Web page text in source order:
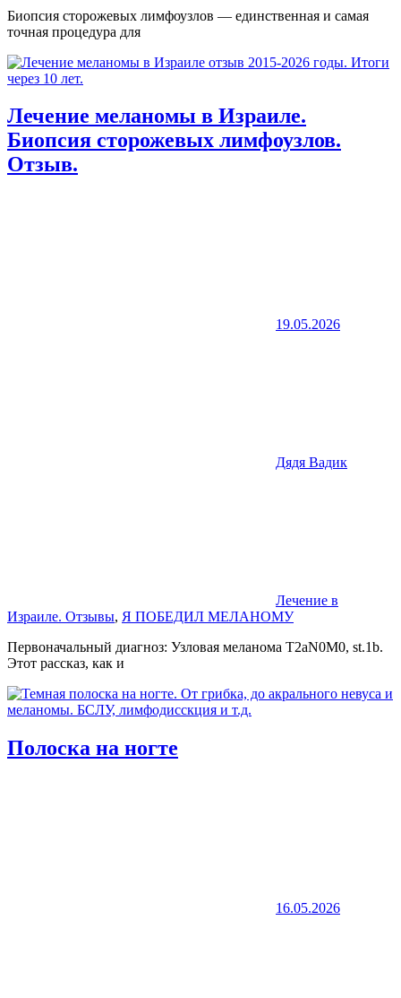
Биопсия сторожевых лимфоузлов — единственная и самая
точная процедура для
Лечение меланомы в Израиле.
Биопсия сторожевых лимфоузлов.
Отзыв.
19.05.2026
Дядя Вадик
Лечение в
Израиле. Отзывы, Я ПОБЕДИЛ МЕЛАНОМУ
Первоначальный диагноз: Узловая меланома Т2аN0M0, st.1b.
Этот рассказ, как и
Полоска на ногте
16.05.2026